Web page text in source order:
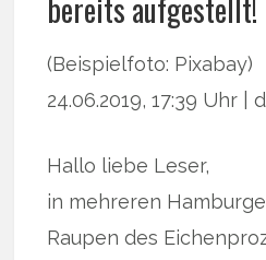
(Beispielfoto: Pixabay)
24.06.2019, 17:39 Uhr |
Hallo liebe Leser,
in mehreren
Raupen des